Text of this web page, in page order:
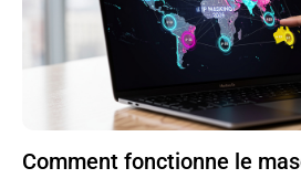
Comment fonctionne le